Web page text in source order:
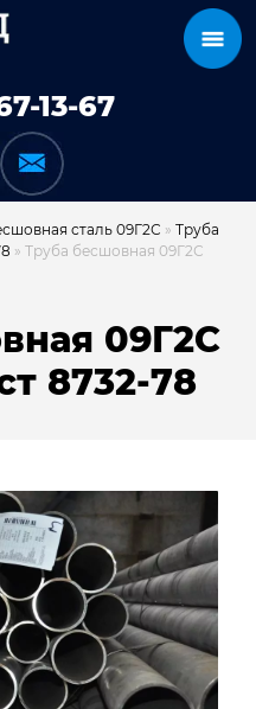
13-67
сталь 09Г2С » Труба
» Труба бесшовная 09Г2С
09Г2С
8732-78